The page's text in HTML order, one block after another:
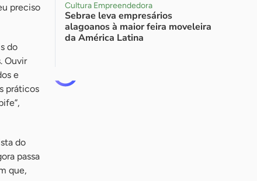
preciso
do
Ouvir
e
práticos
do
passa
que,
Cultura Empreendedora
Sebrae leva empresários
alagoanos à maior feira moveleira
da América Latina